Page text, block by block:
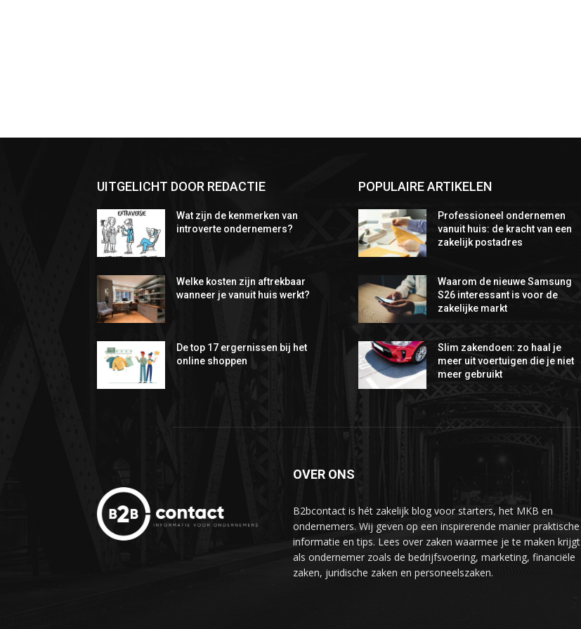
UITGELICHT DOOR REDACTIE
Wat zijn de kenmerken van
introverte ondernemers?
Welke kosten zijn aftrekbaar
wanneer je vanuit huis werkt?
De top 17 ergernissen bij het
online shoppen
POPULAIRE ARTIKELEN
Professioneel ondernemen
vanuit huis: de kracht van een
zakelijk postadres
Waarom de nieuwe Samsung
S26 interessant is voor de
zakelijke markt
Slim zakendoen: zo haal je
meer uit voertuigen die je niet
meer gebruikt
OVER ONS
B2bcontact is hét zakelijk blog voor starters, het MKB en
ondernemers. Wij geven op een inspirerende manier praktische
informatie en tips. Lees over zaken waarmee je te maken krijgt
als ondernemer zoals de bedrijfsvoering, marketing, financiële
zaken, juridische zaken en personeelszaken.